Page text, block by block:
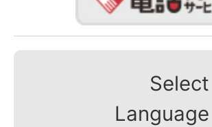
Select
Language